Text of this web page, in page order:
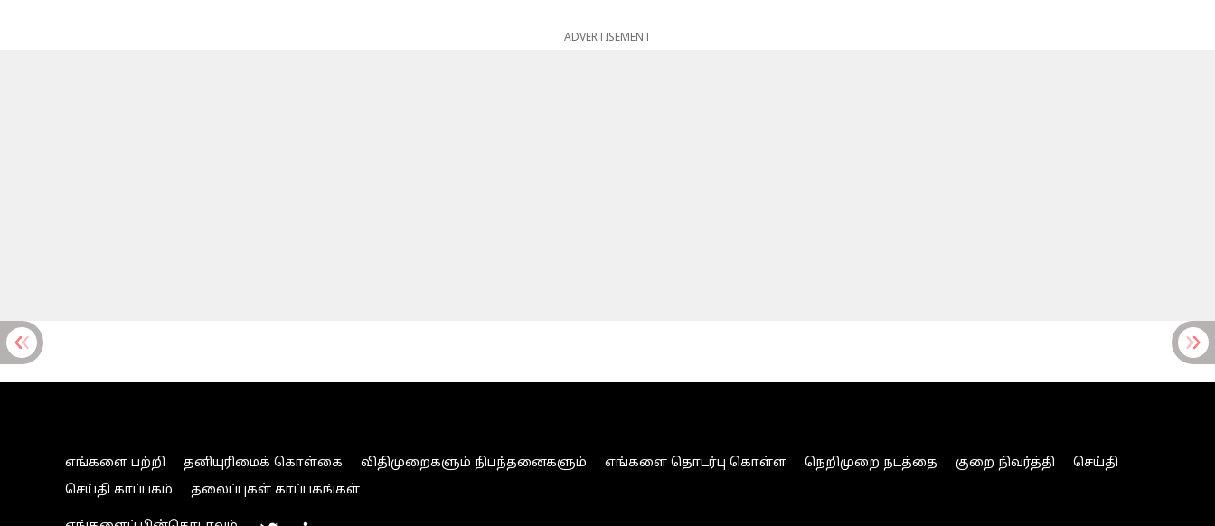
ADVERTISEMENT
எங்களை பற்றி தனியுரிமைக் கொள்கை விதிமுறைகளும் நிபந்தனைகளும் எங்களை தொடர்பு கொள்ள நெறிமுறை நடத்தை குறை நிவர்த்தி
செய்தி
செய்தி காப்பகம்
தலைப்புகள் காப்பகங்கள்